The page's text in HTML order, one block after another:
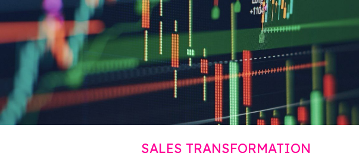
SALES TRANSFORMATION